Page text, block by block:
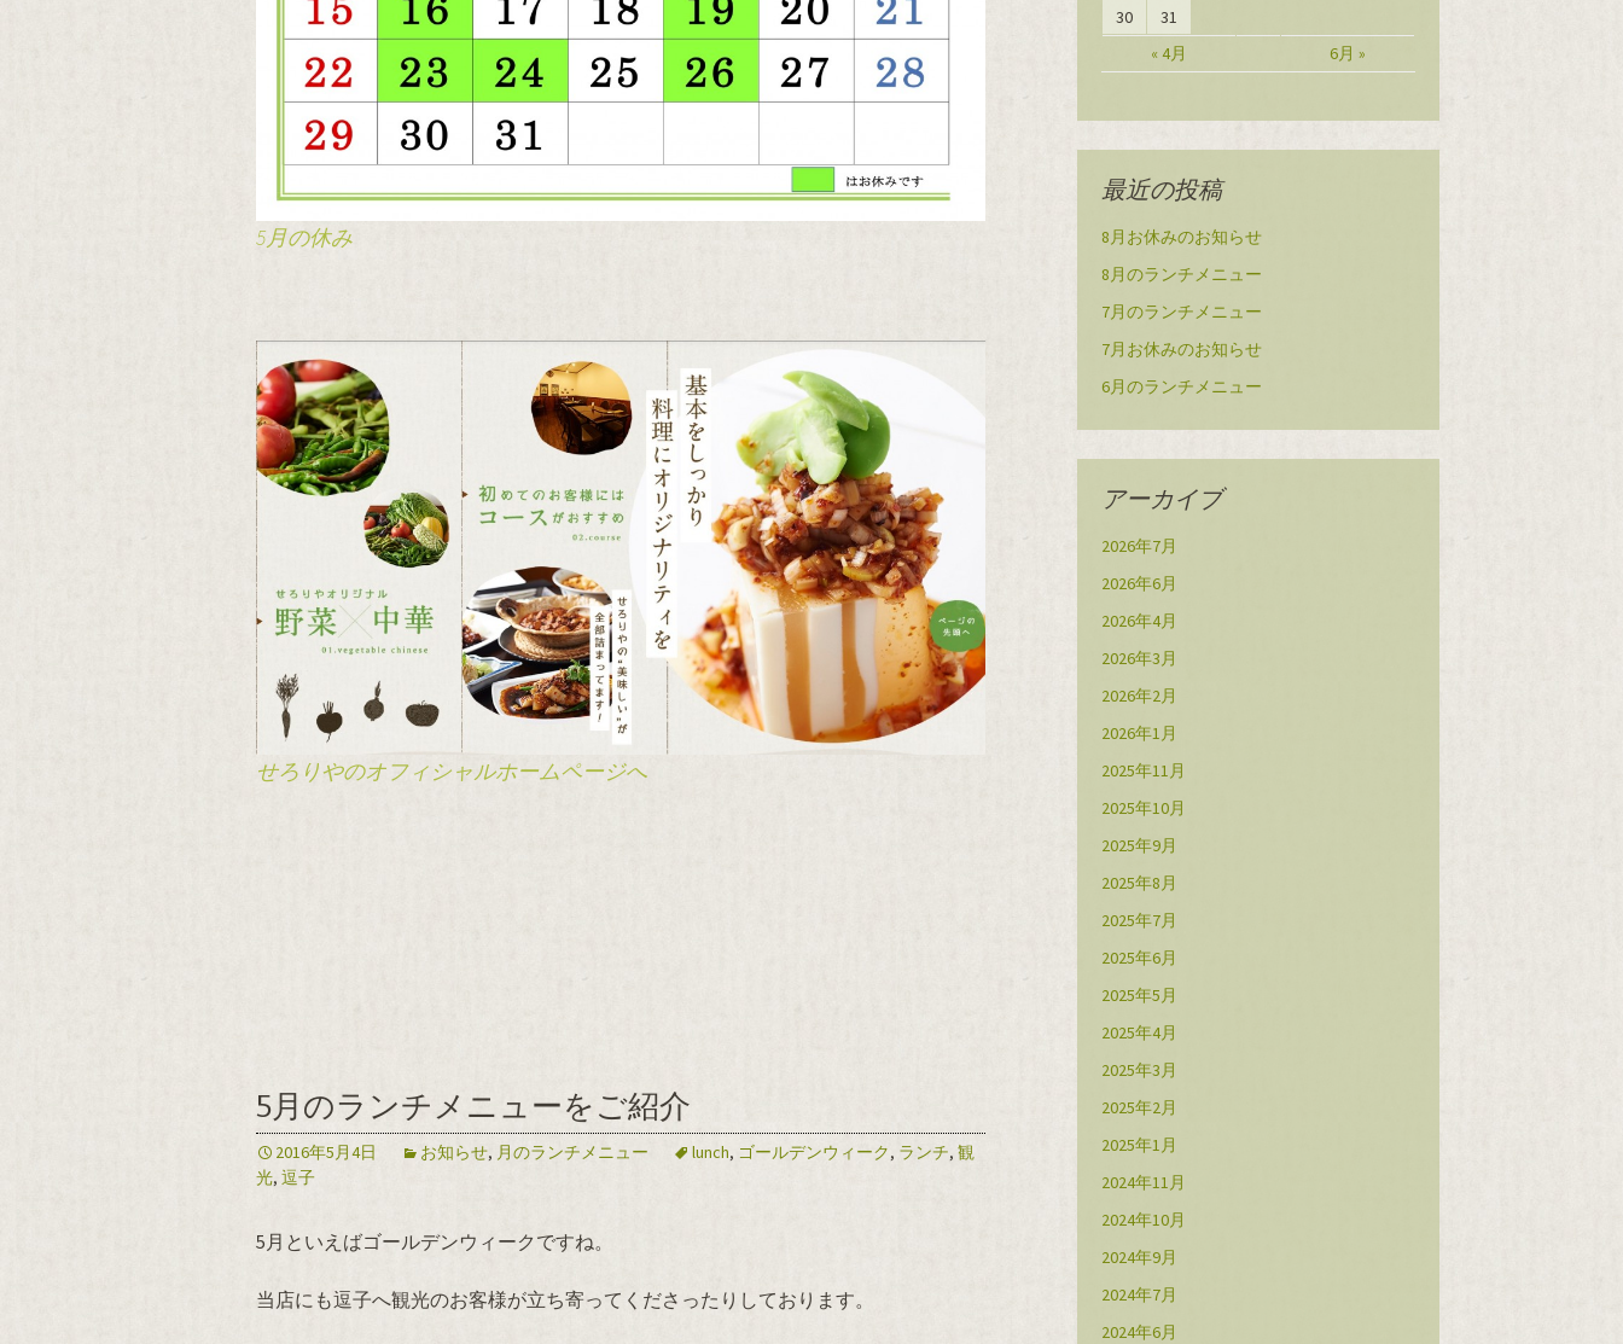
5月の休み
せろりやのオフィシャルホームページへ
5月のランチメニューをご紹介
2016年5月4日 お知らせ, 月のランチメニュー lunch, ゴールデンウィーク, ランチ, 観
光, 逗子
5月といえばゴールデンウィークですね。
当店にも逗子へ観光のお客様が立ち寄ってくださったりしております。
« 4月 6月 »
30 31
最近の投稿
8月お休みのお知らせ
8月のランチメニュー
7月のランチメニュー
7月お休みのお知らせ
6月のランチメニュー
アーカイブ
2026年7月
2026年6月
2026年4月
2026年3月
2026年2月
2026年1月
2025年11月
2025年10月
2025年9月
2025年8月
2025年7月
2025年6月
2025年5月
2025年4月
2025年3月
2025年2月
2025年1月
2024年11月
2024年10月
2024年9月
2024年7月
2024年6月